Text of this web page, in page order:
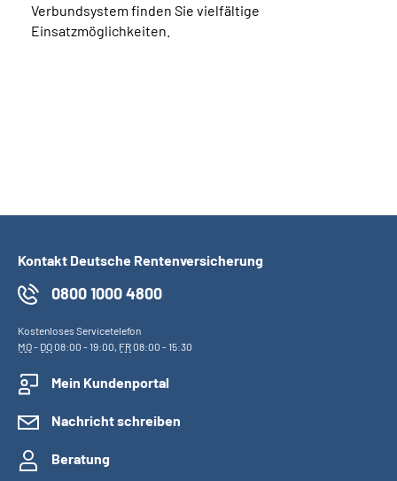
Verbundsystem finden Sie vielfältige
Einsatzmöglichkeiten.
Kontakt Deutsche Rentenversicherung
0800 1000 4800
Kostenloses Servicetelefon
MO- DO08:00 - 19:00, FR08:00 - 15:30
Mein Kundenportal
Nachricht schreiben
Beratung